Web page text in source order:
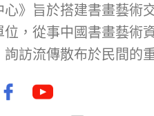
心》旨於搭建書畫藝
，從事中國書畫藝術
詢訪流傳散布於民間的